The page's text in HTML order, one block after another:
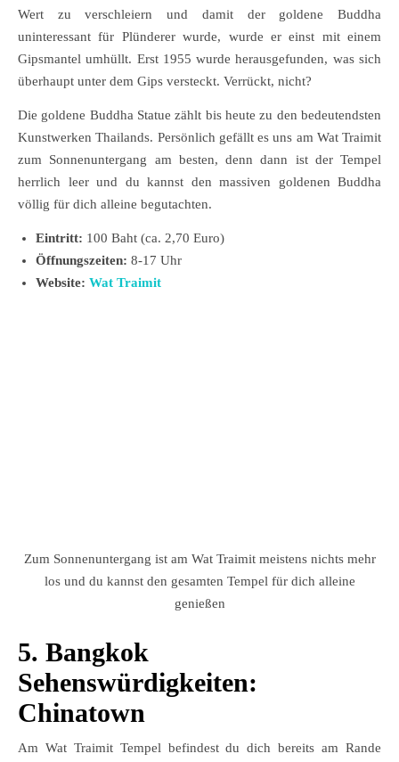
Wert zu verschleiern und damit der goldene Buddha
uninteressant für Plünderer wurde, wurde er einst mit einem
Gipsmantel umhüllt. Erst 1955 wurde herausgefunden, was sich
überhaupt unter dem Gips versteckt. Verrückt, nicht?
Die goldene Buddha Statue zählt bis heute zu den bedeutendsten
Kunstwerken Thailands. Persönlich gefällt es uns am Wat Traimit
zum Sonnenuntergang am besten, denn dann ist der Tempel
herrlich leer und du kannst den massiven goldenen Buddha
völlig für dich alleine begutachten.
Eintritt: 100 Baht (ca. 2,70 Euro)
Öffnungszeiten: 8-17 Uhr
Website: Wat Traimit
Zum Sonnenuntergang ist am Wat Traimit meistens nichts mehr
los und du kannst den gesamten Tempel für dich alleine
genießen
5. Bangkok
Sehenswürdigkeiten:
Chinatown
Am Wat Traimit Tempel befindest du dich bereits am Rande